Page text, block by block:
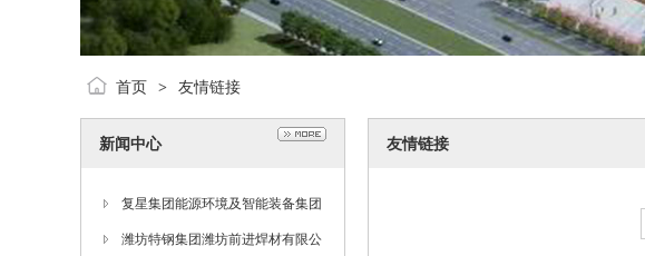
首页 > 友情链接
新闻中心
复星集团能源环境及智能装备集团
执行总经理徐兴一行到合力公司参
潍坊特钢集团潍坊前进焊材有限公
友情链接